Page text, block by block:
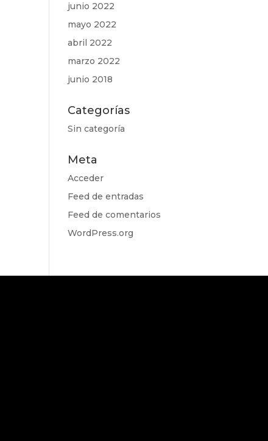
junio 2022
mayo 2022
abril 2022
marzo 2022
junio 2018
Categorías
Sin categoría
Meta
Acceder
Feed de entradas
Feed de comentarios
WordPress.org